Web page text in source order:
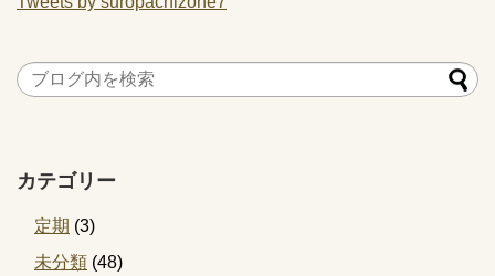
カテゴリー
定期 (3)
未分類 (48)